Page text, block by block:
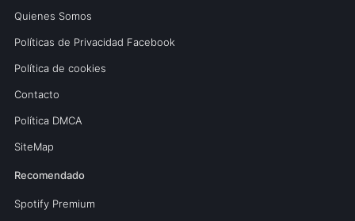
Quienes Somos
Políticas de Privacidad Facebook
Política de cookies
Contacto
Política DMCA
SiteMap
Recomendado
Spotify Premium